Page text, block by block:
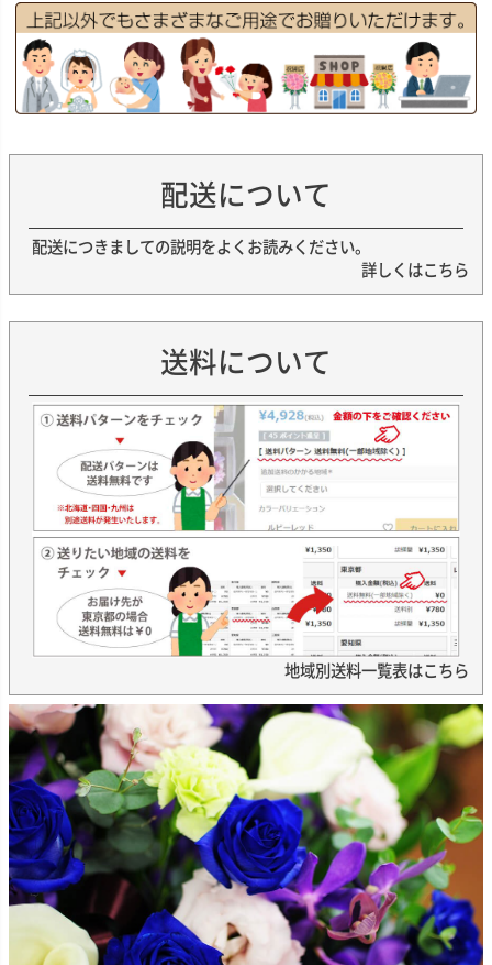
配送について
配送につきましての説明をよくお読みください。
詳しくはこちら
送料について
地域別送料一覧表はこちら